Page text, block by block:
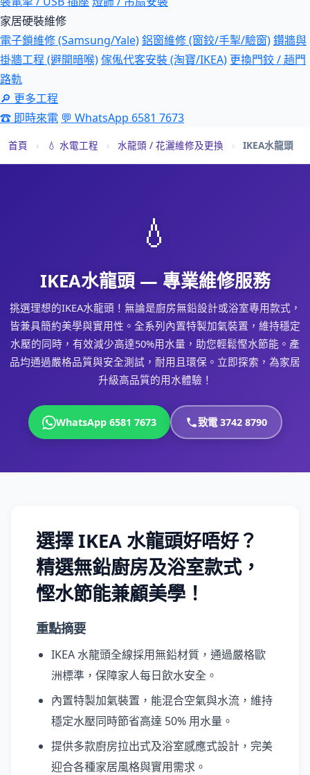
家居硬裝維修
電子鎖維修 (Samsung/Yale)鋁窗維修 (窗鉸/手掣/驗窗)鑽牆與
掛牆工程 (避開暗喉)傢俬代客安裝 (淘寶/IKEA) 更換門鉸 / 趟門
路軌
🔎 更多工程
☎ 即時來電 💬 WhatsApp 6581 7673
首頁 › 💧 水電工程 › 水龍頭 / 花灑維修及更換 › IKEA水龍頭
💧
IKEA水龍頭 — 專業維修服務
挑選理想的IKEA水龍頭！無論是廚房無鉛設計或浴室專用款式，
皆兼具簡約美學與實用性。全系列內置特製加氣裝置，維持穩定
水壓的同時，有效減少高達50%用水量，助您輕鬆慳水節能。產
品均通過嚴格品質與安全測試，耐用且環保。立即探索，為家居
升級高品質的用水體驗！
WhatsApp 6581 7673 致電 3742 8790
選擇 IKEA 水龍頭好唔好？
精選無鉛廚房及浴室款式，
慳水節能兼顧美學！
重點摘要
IKEA 水龍頭全線採用無鉛材質，通過嚴格歐
洲標準，保障家人每日飲水安全。
內置特製加氣裝置，能混合空氣與水流，維持
穩定水壓同時節省高達 50% 用水量。
提供多款廚房拉出式及浴室感應式設計，完美
迎合各種家居風格與實用需求。